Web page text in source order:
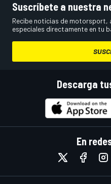
Suscríbete a nuestra
Recibe noticias de motorsport,
especiales directamente en tu
Descarga
En